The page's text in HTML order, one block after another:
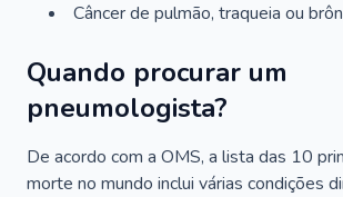
Câncer de pulmão, traqueia ou
Quando procurar um
pneumologista?
De acordo com a OMS, a lista das 10
morte no mundo inclui várias condições